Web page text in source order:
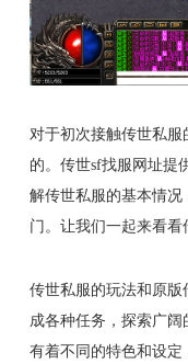
对于初次接触传世私
的。传世sf找服网址提
解传世私服的基本情
门。让我们一起来看看
传世私服的玩法和原
成各种任务，探索广
有着不同的特色和设